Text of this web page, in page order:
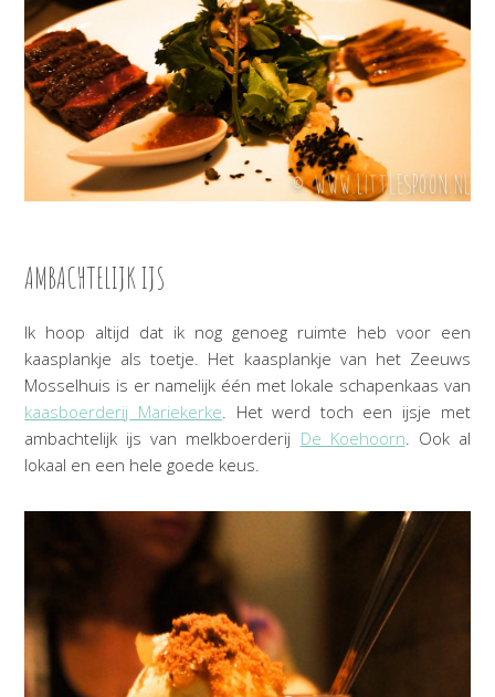
AMBACHTELIJK IJS
Ik hoop altijd dat ik nog genoeg ruimte heb voor een
kaasplankje als toetje. Het kaasplankje van het Zeeuws
Mosselhuis is er namelijk één met lokale schapenkaas van
kaasboerderij Mariekerke. Het werd toch een ijsje met
ambachtelijk ijs van melkboerderij De Koehoorn. Ook al
lokaal en een hele goede keus.